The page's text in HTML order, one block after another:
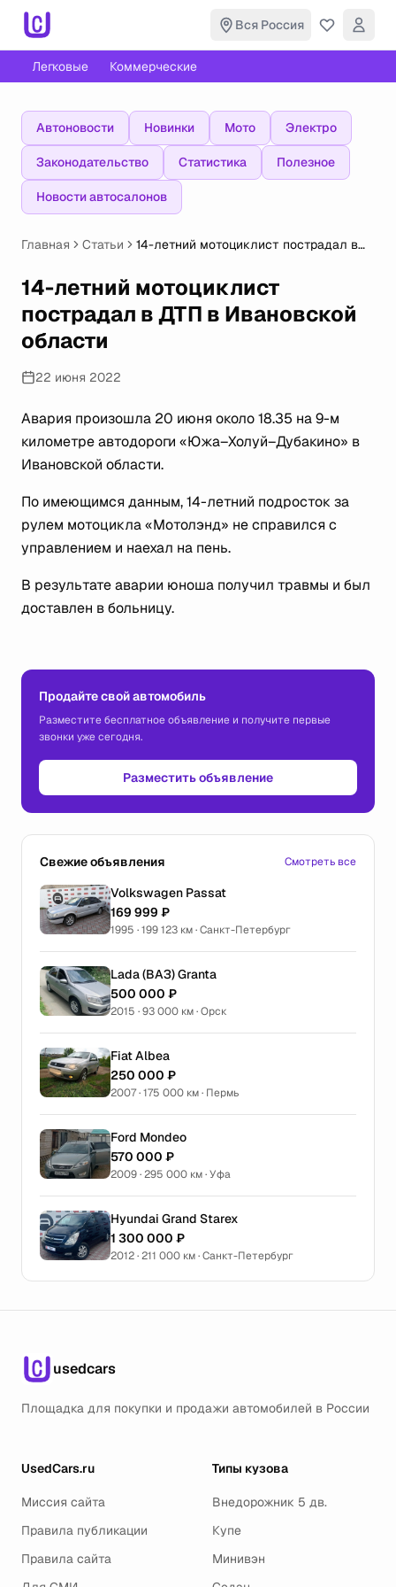
Вся Россия
Легковые Коммерческие
Автоновости Новинки Мото Электро
Законодательство Статистика Полезное
Новости автосалонов
Главная Статьи
14-летний мотоциклист пострадал в
14-летний мотоциклист
пострадал в ДТП в Ивановской
области
22 июня 2022
Авария произошла 20 июня около 18.35 на 9-м
километре автодороги «Южа–Холуй–Дубакино» в
Ивановской области.
По имеющимся данным, 14-летний подросток за
рулем мотоцикла «Мотолэнд» не справился с
управлением и наехал на пень.
В результате аварии юноша получил травмы и был
доставлен в больницу.
Продайте свой автомобиль
Разместите бесплатное объявление и получите первые
звонки уже сегодня.
Разместить объявление
Свежие объявления Смотреть все
Volkswagen Passat
169 999 ₽
1995 · 199 123 км · Санкт-Петербург
Lada (ВАЗ) Granta
500 000 ₽
2015 · 93 000 км · Орск
Fiat Albea
250 000 ₽
2007 · 175 000 км · Пермь
Ford Mondeo
570 000 ₽
2009 · 295 000 км · Уфа
Hyundai Grand Starex
1 300 000 ₽
2012 · 211 000 км · Санкт-Петербург
usedcars
Площадка для покупки и продажи автомобилей в России
UsedCars.ru
Миссия сайта
Правила публикации
Правила сайта
Типы кузова
Внедорожник 5 дв.
Купе
Минивэн